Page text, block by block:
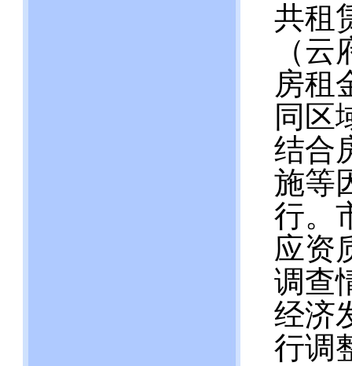
共租
（
房租
同区
结合
施等
行。
应资
调查
经济
行调